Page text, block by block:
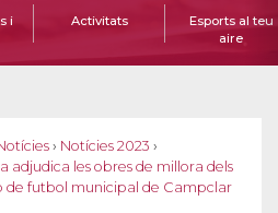
i
Activitats
Esports al teu
aire
› Notícies 2023 ›
adjudica les obres de millora dels
de futbol municipal de Campclar